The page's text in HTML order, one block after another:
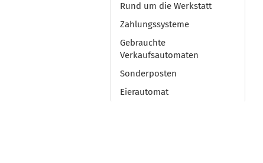
Rund um die Werkstatt
Zahlungssysteme
Gebrauchte
Verkaufsautomaten
Sonderposten
Eierautomat